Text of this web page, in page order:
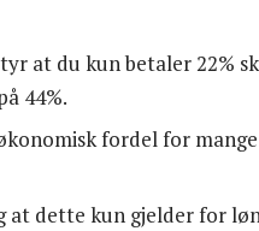
at du kun betaler 22%
44%.
fordel for
at dette kun gjelder for